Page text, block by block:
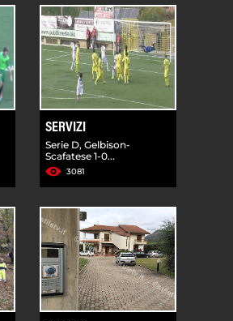
SERVIZI
Serie D, Gelbison-
Scafatese 1-0...
3081